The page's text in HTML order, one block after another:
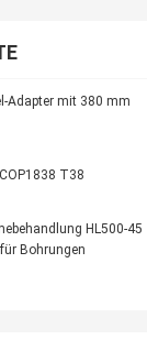
Adapter mit 380 mm
T38
HL500-45
Bohrungen